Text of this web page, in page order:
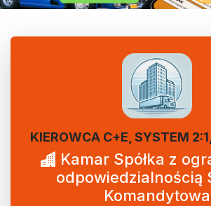
KIEROWCA C+E, SYSTEM
Kamar Spółka z
odpowiedzialnością
Komandytowa